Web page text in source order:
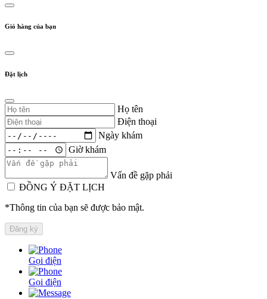
Giỏ hàng của bạn
Đặt lịch
Họ tên
Điện thoại
Ngày khám
Giờ khám
Vấn đề gặp phải
ĐỒNG Ý ĐẶT LỊCH
*Thông tin của bạn sẽ được bảo mật.
Gọi điện
Gọi điện